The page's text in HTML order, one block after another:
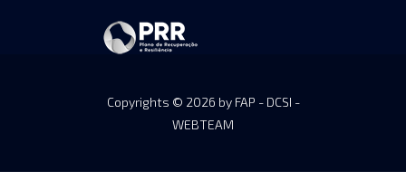
Copyrights © 2026 by FAP - DCSI -
WEBTEAM